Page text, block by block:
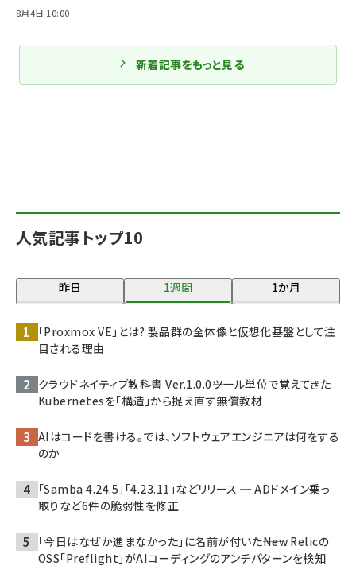
人気記事トップ10
昨日 1週間 1か月
「Proxmox VE」とは? 製品群の全体像と仮想化基盤として注
目される理由
クラウドネイティブ教科書 Ver.1.0.0――ツール単位で覚えてきた
Kubernetesを「構造」から捉え直す無償教材
AIはコードを書ける。では、ソフトウェアエンジニアは何をする
のか
「Samba 4.24.5」「4.23.11」などリリース ─ ADドメイン乗っ
取りなど6件の脆弱性を修正
「今日はなぜか進まなかった」に名前が付いた――New Relicの
OSS「Preflight」がAIコーディングのアンチパターンを検知
8月4日 10:00
新着記事をもっと見る